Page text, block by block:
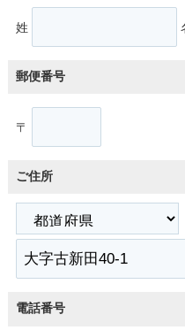
姓
郵便番号
〒
ご住所
電話番号